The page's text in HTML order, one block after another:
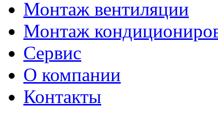
Монтаж вентиляции
Монтаж
Сервис
О компании
Контакты